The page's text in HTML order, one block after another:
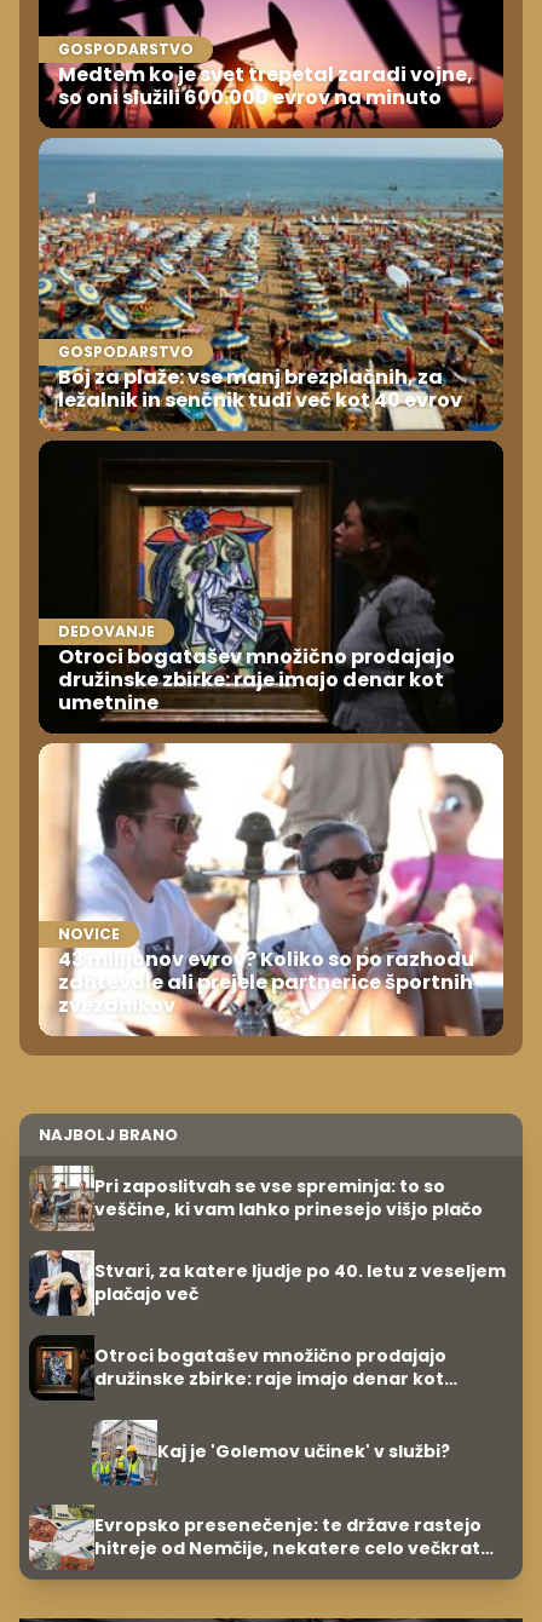
GOSPODARSTVO
Medtem ko je svet trepetal zaradi vojne,
so oni služili 600.000 evrov na minuto
GOSPODARSTVO
Boj za plaže: vse manj brezplačnih, za
ležalnik in senčnik tudi več kot 40 evrov
DEDOVANJE
Otroci bogatašev množično prodajajo
družinske zbirke: raje imajo denar kot
umetnine
NOVICE
43 milijonov evrov? Koliko so po razhodu
zahtevale ali prejele partnerice športnih
zvezdnikov
NAJBOLJ BRANO
Pri zaposlitvah se vse spreminja: to so
veščine, ki vam lahko prinesejo višjo plačo
Stvari, za katere ljudje po 40. letu z veseljem
plačajo več
Otroci bogatašev množično prodajajo
družinske zbirke: raje imajo denar kot
Kaj je 'Golemov učinek' v službi?
Evropsko presenečenje: te države rastejo
hitreje od Nemčije, nekatere celo večkrat